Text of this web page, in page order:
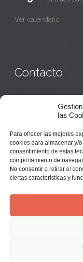
las
Para ofrecer las mejores
cookies para almacenar y/
consentimiento de estas
comportamiento de
No consentir o retirar el
ciertas características y
Ver calendario
Contacto
Monasterio:949 835
Casa de acogida:609
Parroquia y
Monasterio:
Información:
Casa de acogida:
Ángel Moreno:
©